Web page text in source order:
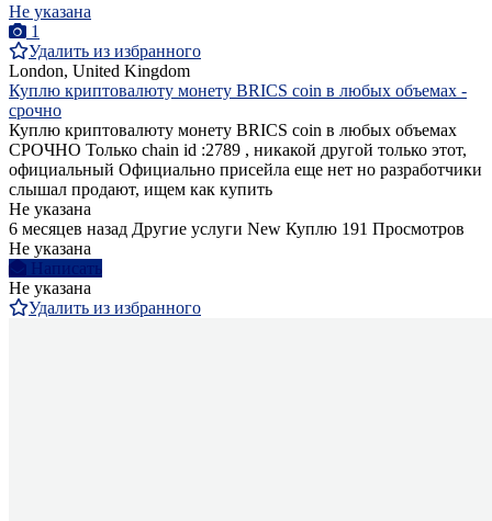
Не указана
1
Удалить из избранного
London, United Kingdom
Куплю криптовалюту монету BRICS coin в любых объемах -
срочно
Куплю криптовалюту монету BRICS coin в любых объемах
СРОЧНО Только chain id :2789 , никакой другой только этот,
официальный Официально присейла еще нет но разработчики
слышал продают, ищем как купить
Не указана
6 месяцев назад Другие услуги New Куплю 191 Просмотров
Не указана
Написать
Не указана
Удалить из избранного